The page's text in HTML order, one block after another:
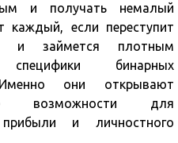
и получать немалый
если переступит
и займется плотным
специфики бинарных
они открывают
возможности для
прибыли и личностного